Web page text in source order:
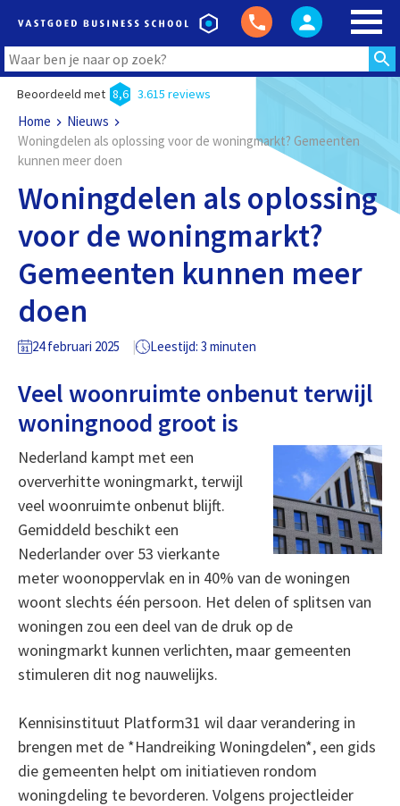
Beoordeeld met 8,6 3.615 reviews
Home
Nieuws
Woningdelen als oplossing voor de woningmarkt? Gemeenten
kunnen meer doen
Woningdelen als oplossing
voor de woningmarkt?
Gemeenten kunnen meer
doen
24 februari 2025 Leestijd: 3 minuten
Veel woonruimte onbenut terwijl
woningnood groot is
Nederland kampt met een
oververhitte woningmarkt, terwijl
veel woonruimte onbenut blijft.
Gemiddeld beschikt een
Nederlander over 53 vierkante
meter woonoppervlak en in 40% van de woningen
woont slechts één persoon. Het delen of splitsen van
woningen zou een deel van de druk op de
woningmarkt kunnen verlichten, maar gemeenten
stimuleren dit nog nauwelijks.
Kennisinstituut Platform31 wil daar verandering in
brengen met de *Handreiking Woningdelen*, een gids
die gemeenten helpt om initiatieven rondom
woningdeling te bevorderen. Volgens projectleider